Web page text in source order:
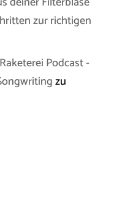
zur richtigen
Podcast -
zu